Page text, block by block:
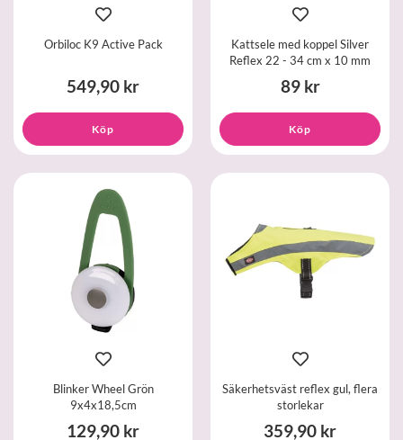
Orbiloc K9 Active Pack
549,90 kr
Köp
Kattsele med koppel Silver
Reflex 22 - 34 cm x 10 mm
89 kr
Köp
Blinker Wheel Grön
9x4x18,5cm
129,90 kr
Säkerhetsväst reflex gul, flera
storlekar
359,90 kr